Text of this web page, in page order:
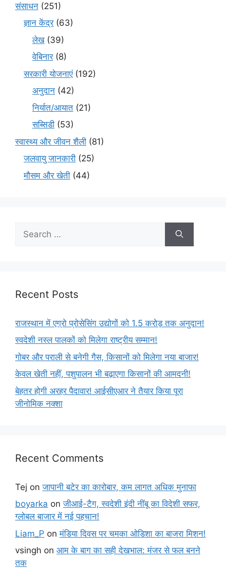
संसाधन (251)
ज्ञान केंद्र(63)
लेख(39)
वेबिनार(8)
सरकारी योजनाएं(192)
अनुदान (42)
निर्यात/आयात (21)
सब्सिडी (53)
स्वास्थ्य और जीवन शैली (81)
जलवायु जानकारी (25)
मौसम और खेती (44)
Recent Posts
राजस्थान में एग्रो प्रोसेसिंग उद्योगों को 1.5 करोड़ तक अनुदान!
स्वदेशी नस्ल पालकों को मिलेगा राष्ट्रीय सम्मान!
गोबर और पराली से बनेगी गैस, किसानों को मिलेगा नया बाजार!
केवल खेती नहीं, पशुपालन भी बढ़ाएगा किसानों की आमदनी!
बेहतर होगी अरहर पैदावार! आईसीएआर ने तैयार किया पूरा
जीनोमिक नक्शा
Recent Comments
Tej onजापानी बटेर का कारोबार, कम लागत अधिक मुनाफा
boyarka onजीआई-टैग, स्वदेशी इंदी नींबू का विदेशी सफर,
ग्लोबल बाजार में नई पहचान!
Liam_P onमंडिया दिवस पर चमका ओडिशा का बाजरा मिशन!
vsingh on आम के बाग का सही देखभाल: मंजर से फल बनने
तक